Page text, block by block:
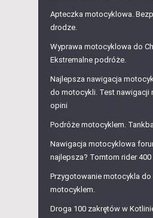
Apteczka motocyklowa.
drodze.
Wyprawa motocyklowa do
Ekstremalne podróże.
Najlepsza nawigacja
do motocykli. Test nawigacji
opini
Podróże motocyklem.
Nawigacja motocyklowa
najlepsza? Tomtom rider
Przygotowanie motocykla do
motocyklem.
Droga 100 zakrętów w